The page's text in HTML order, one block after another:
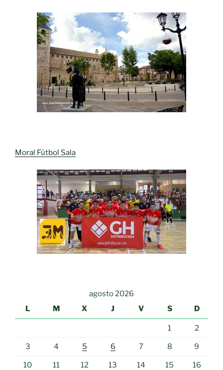
Moral Fútbol Sala
agosto 2026
L
M X J V S D
1 2
3 4 5 6 7 8 9
10 11 12 13 14 15 16